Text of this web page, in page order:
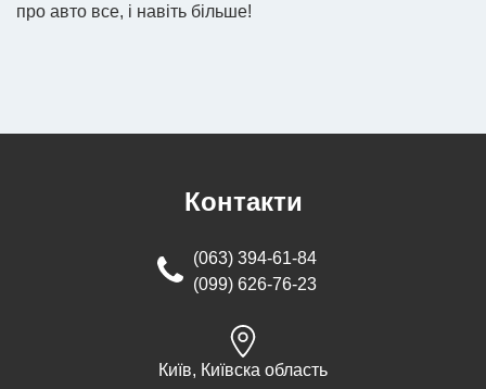
про авто все, і навіть більше!
Контакти
(063) 394-61-84
(099) 626-76-23
Київ, Київска область